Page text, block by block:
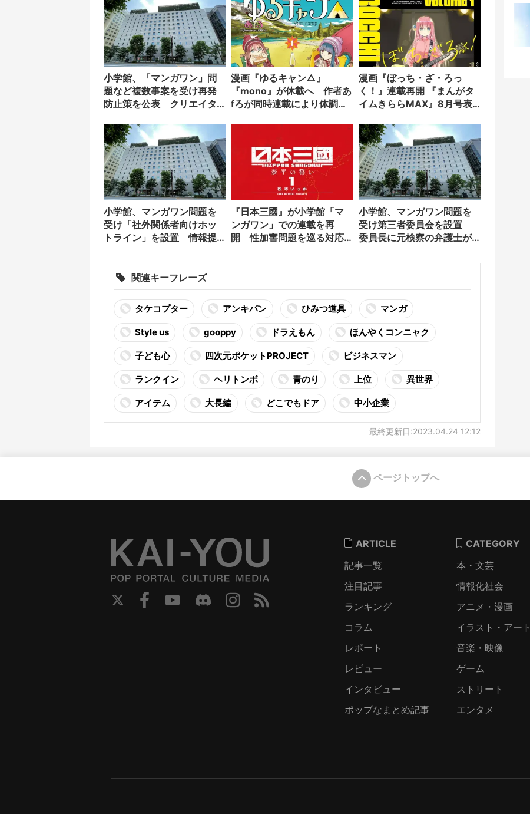
小学館、「マンガワン」問
題など複数事案を受け再発
防止策を公表 クリエイタ
漫画『ゆるキャン△』
『mono』が休載へ 作者あ
fろが同時連載により体調不
漫画『ぼっち・ざ・ろっ
く！』連載再開 『まんがタ
イムきららMAX』8月号表
小学館、マンガワン問題を
受け「社外関係者向けホッ
トライン」を設置 情報提
『日本三國』が小学館「マ
ンガワン」での連載を再
開 性加害問題を巡る対応
小学館、マンガワン問題を
受け第三者委員会を設置
委員長に元検察の弁護士が
関連キーフレーズ
タケコプター アンキパン ひみつ道具 マンガ
Style us gooppy ドラえもん ほんやくコンニャク
子ども心 四次元ポケットPROJECT ビジネスマン
ランクイン ヘリトンボ 青のり 上位 異世界
アイテム 大長編 どこでもドア 中小企業
最終更新日:2023.04.24 12:12
ページトップへ
ARTICLE
記事一覧
注目記事
ランキング
コラム
レポート
レビュー
インタビュー
ポップなまとめ記事
CATEGORY
本・文芸
情報化社会
アニメ・漫画
イラスト・アート
音楽・映像
ゲーム
ストリート
エンタメ